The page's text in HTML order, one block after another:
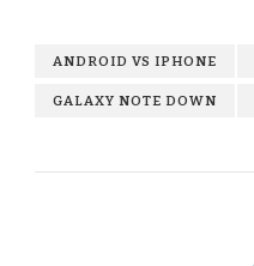
ANDROID VS IPHONE
GALAXY NOTE DOWN